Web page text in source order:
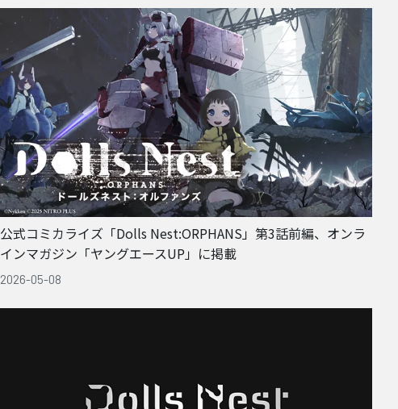
公式コミカライズ「Dolls Nest:ORPHANS」第3話前編、オンラ
インマガジン「ヤングエースUP」に掲載
2026-05-08